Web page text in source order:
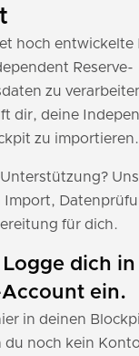
hoch entwickelte
Reserve-
zu
dir, deine
zu importieren.
Import,
für dich.
Logge dich
ein.
in deinen
du noch kein